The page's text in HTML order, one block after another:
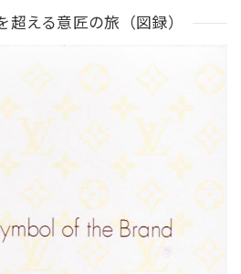
える意匠の旅（図録）